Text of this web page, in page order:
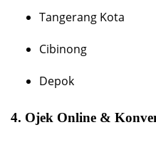
Tangerang Kota
Cibinong
Depok
4. Ojek Online &